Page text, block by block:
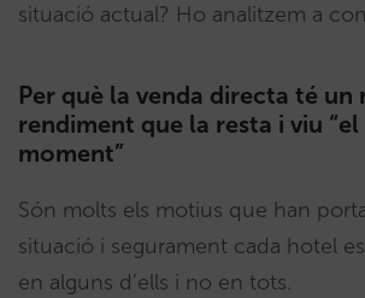
situació actual? Ho analitzem a
Per què la venda directa té
rendiment que la resta i viu
moment”
Són molts els motius que han
situació i segurament cada hotel
en alguns d’ells i no en tots.